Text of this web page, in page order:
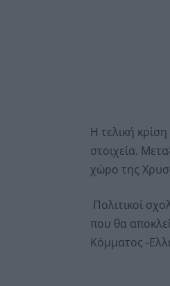
Η τελική
στοιχεία.
χώρο της
Πολιτικοί
που θα
Κόμματος -